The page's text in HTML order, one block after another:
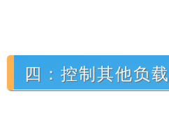
四：控制其他负载